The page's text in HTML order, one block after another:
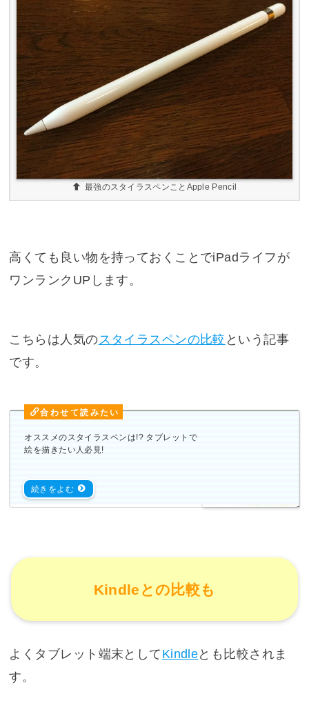
最強のスタイラスペンことApple Pencil
高くても良い物を持っておくことでiPadライフが
ワンランクUPします。
こちらは人気の スタイラスペンの比較 という記事
です。
オススメのスタイラスペンは!? タブレットで
絵を描きたい人必見!
Kindleとの比較も
よくタブレット端末として Kindleとも比較されま
す。